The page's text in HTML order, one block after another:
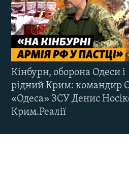
Кінбурн, оборона Одеси і
рідний Крим: командир
«Одеса» ЗСУ Денис
Крим.Реалії